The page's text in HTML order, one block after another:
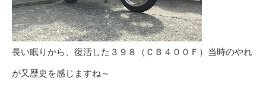
長い眠りから、復活した３９８（ＣＢ４００Ｆ）当時のやれ
が又歴史を感じますね～